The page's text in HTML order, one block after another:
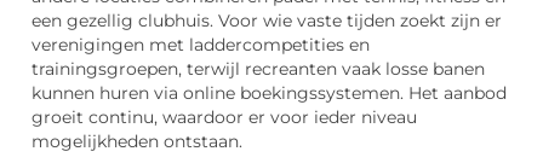
een gezellig clubhuis. Voor wie vaste tijden zoekt zijn er
verenigingen met laddercompetities en
trainingsgroepen, terwijl recreanten vaak losse banen
kunnen huren via online boekingssystemen. Het aanbod
groeit continu, waardoor er voor ieder niveau
mogelijkheden ontstaan.